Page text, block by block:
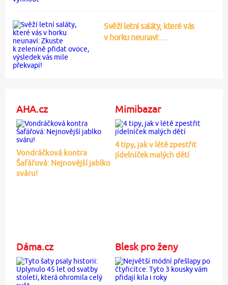
Svěží letní saláty, které vás
v horku neunaví:…
AHA.cz
Vondráčková kontra
Šafářová: Nejnovější jablko
sváru!
Mimibazar
4 tipy, jak v létě zpestřit
jídelníček malých dětí
Dáma.cz Blesk pro ženy